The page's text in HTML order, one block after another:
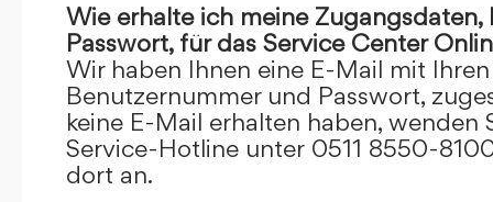
Wie erhalte ich meine
Passwort, für das Service Center
Wir haben Ihnen eine E-Mail mit
Benutzernummer und Passwort,
keine E-Mail erhalten haben, wenden
Service-Hotline unter 0511 8550-
dort an.